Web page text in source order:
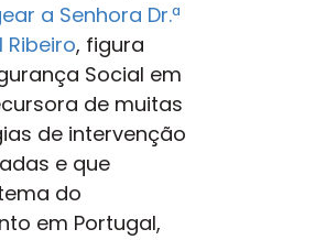
a Senhora Dr.ª
Ribeiro, figura
Social em
de muitas
de intervenção
e que
do
em Portugal,